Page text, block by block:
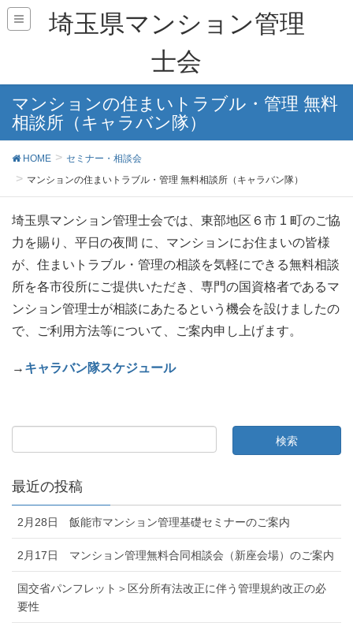
埼玉県マンション管理
士会
マンションの住まいトラブル・管理 無料
相談所（キャラバン隊）
HOME
セミナー・相談会
マンションの住まいトラブル・管理 無料相談所（キャラバン隊）
埼玉県マンション管理士会では、東部地区６市 1 町のご協
力を賜り、平日の夜間 に、マンションにお住まいの皆様
が、住まいトラブル・管理の相談を気軽にできる無料相談
所を各市役所にご提供いただき、専門の国資格者であるマ
ンション管理士が相談にあたるという機会を設けましたの
で、ご利用方法等について、ご案内申し上げます。
→ キャラバン隊スケジュール
最近の投稿
2月28日 飯能市マンション管理基礎セミナーのご案内
2月17日 マンション管理無料合同相談会（新座会場）のご案内
国交省パンフレット＞区分所有法改正に伴う管理規約改正の必
要性